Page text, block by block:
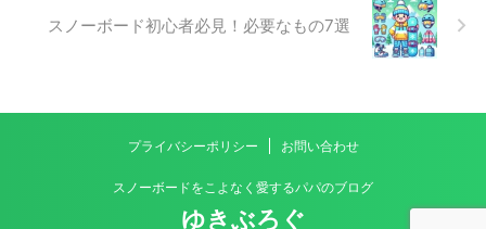
スノーボード初心者必見！必要なもの7選
プライバシーポリシー お問い合わせ
スノーボードをこよなく愛するパパのブログ
ゆきぶろぐ